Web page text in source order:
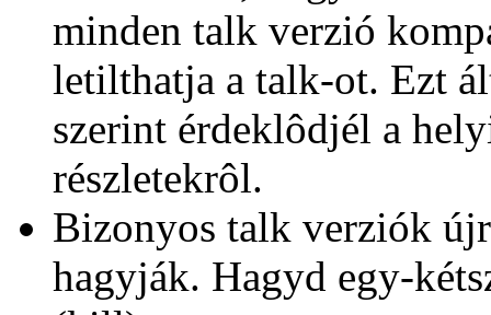
minden talk verzió
letilthatja a talk-ot. Ezt
szerint érdeklôdjél a
részletekrôl.
Bizonyos talk verziók
hagyják. Hagyd egy-